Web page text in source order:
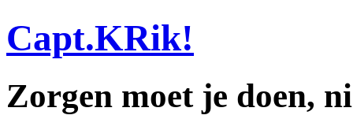
Capt.KRik!
Zorgen moet je doen,